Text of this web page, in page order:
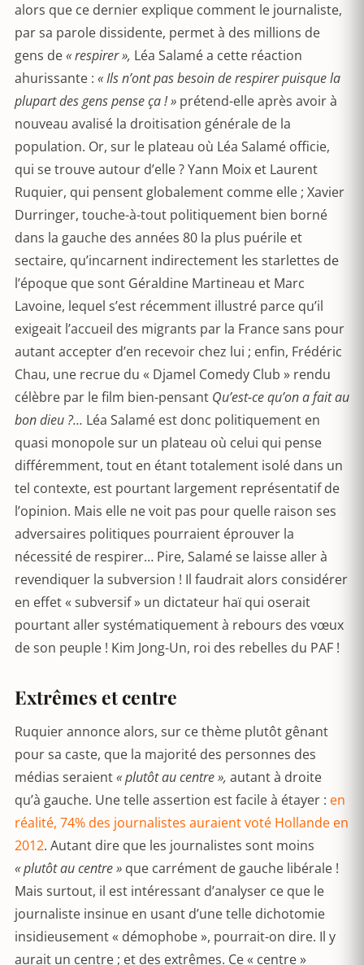
alors que ce dernier explique comment le journaliste,
par sa parole dissidente, permet à des millions de
gens de« respirer », Léa Salamé a cette réaction
ahurissante : « Ils n’ont pas besoin de respirer puisque la
plupart des gens pense ça ! » prétend-elle après avoir à
nouveau avalisé la droitisation générale de la
population. Or, sur le plateau où Léa Salamé officie,
qui se trouve autour d’elle ? Yann Moix et Laurent
Ruquier, qui pensent globalement comme elle ; Xavier
Durringer, touche-à-tout politiquement bien borné
dans la gauche des années 80 la plus puérile et
sectaire, qu’incarnent indirectement les starlettes de
l’époque que sont Géraldine Martineau et Marc
Lavoine, lequel s’est récemment illustré parce qu’il
exigeait l’accueil des migrants par la France sans pour
autant accepter d’en recevoir chez lui ; enfin, Frédéric
Chau, une recrue du « Djamel Comedy Club » rendu
célèbre par le film bien-pensant Qu’est-ce qu’on a fait au
bon dieu ?… Léa Salamé est donc politiquement en
quasi monopole sur un plateau où celui qui pense
différemment, tout en étant totalement isolé dans un
tel contexte, est pourtant largement représentatif de
l’opinion. Mais elle ne voit pas pour quelle raison ses
adversaires politiques pourraient éprouver la
nécessité de respirer… Pire, Salamé se laisse aller à
revendiquer la subversion ! Il faudrait alors considérer
en effet « subversif » un dictateur haï qui oserait
pourtant aller systématiquement à rebours des vœux
de son peuple ! Kim Jong-Un, roi des rebelles du PAF !
Extrêmes et centre
Ruquier annonce alors, sur ce thème plutôt gênant
pour sa caste, que la majorité des personnes des
médias seraient« plutôt au centre », autant à droite
qu’à gauche. Une telle assertion est facile à étayer : en
réalité, 74% des journalistes auraient voté Hollande en
2012. Autant dire que les journalistes sont moins
« plutôt au centre » que carrément de gauche libérale !
Mais surtout, il est intéressant d’analyser ce que le
journaliste insinue en usant d’une telle dichotomie
insidieusement « démophobe », pourrait-on dire. Il y
aurait un centre ; et des extrêmes. Ce « centre »